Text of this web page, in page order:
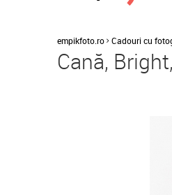
empikfoto.ro Cadouri cu
Cană,